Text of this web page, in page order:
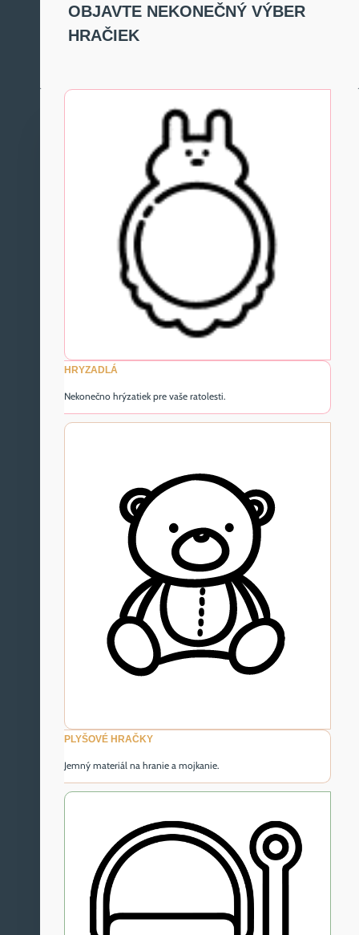
OBJAVTE NEKONEČNÝ VÝBER
HRAČIEK
HRYZADLÁ
Nekonečno hrýzatiek pre vaše ratolesti.
PLYŠOVÉ HRAČKY
Jemný materiál na hranie a mojkanie.